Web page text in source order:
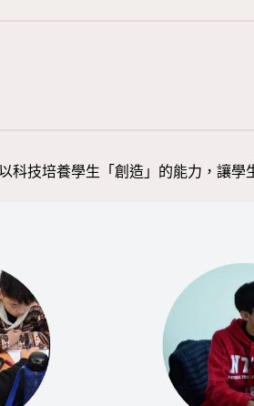
科技培養學生「創造」的能力，讓學